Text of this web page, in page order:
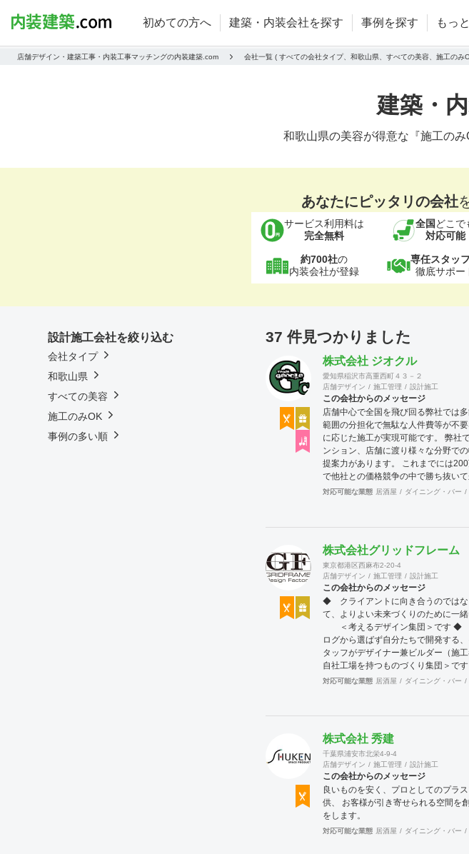
初めての方へ 建築・内装会社を探す 事例を探す もっ
店舗デザイン・建築工事・内装工事マッチングの内装建築.com 会社一覧 ( すべての会社タイプ、和歌山県、すべての美容、施工のみ
建築・
和歌山県の美容が得意な『施工の
あなたにピッタリの会社
サービス利用料は
完全無料
全国 どこで
対応可能
約700社の
内装会社が登録
専任スタッフ
徹底サポー
37 件見つかりました
株式会社 ジオクル
愛知県稲沢市高重西町４３－２
店舗デザイン
施工管理 設計施工
この会社からのメッセージ
店舗中心で全国を飛び回る弊社では
範囲の分担化で無駄な人件費等が不
に応じた施工が実現可能です。 弊社
ンション、店舗に渡り様々な分野での
提案力があります。 これまでには
で他社との価格競争の中で勝ち抜い
合わせは メール（
対応可能な業態 居酒屋 ダイニング・バー
株式会社グリッドフレーム
東京都港区西麻布2-20-4
店舗デザイン
施工管理 設計施工
この会社からのメッセージ
◆ クライアントに向き合うのではな
て、よりよい未来づくりのために一
＜考えるデザイン集団＞です ◆
ログから選ばず自分たちで開発する
タッフがデザイナー兼ビルダー（
自社工場を持つものづくり集団＞で
トワークを持ち、英語や中国語に堪
案件、施工案件、造作物制作など、
が可能で、例えば通常デザイン性とは
（鉄扉）などにも高いデザイン性を施
GRIDFRAME とりかえのきかない
https://gridframe.co.jp/ Synes(シネス
かな空間 http://synes.jp/
取り込む空間 https://sotochiku.com/
対応可能な業態 居酒屋 ダイニング・バー
株式会社 秀建
千葉県浦安市北栄4-9-4
店舗デザイン
施工管理 設計施工
この会社からのメッセージ
良いものを安く、プロとしてのプラ
供、 お客様が引き寄せられる空間を
をします。
対応可能な業態 居酒屋 ダイニング・バー
設計施工会社を絞り込む
会社タイプ
和歌山県
すべての美容
施工のみOK
事例の多い順